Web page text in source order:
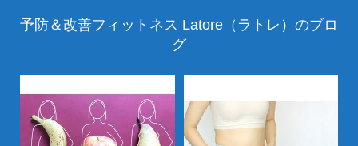
予防＆改善フィットネス Latore（ラトレ）のブロ
グ